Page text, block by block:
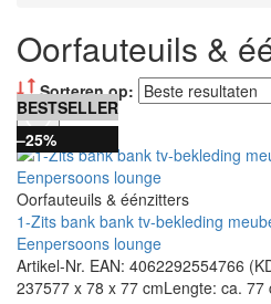
Oorfauteuils &
Sorteren op:
Oorfauteuils & éénzitters
1-Zits bank bank tv-bekleding
Eenpersoons lounge
Artikel-Nr. EAN: 4062292554766
237577 x 78 x 77 cmLengte: ca. 77
BESTSELLER
–25%
BESTSELLER
–25%